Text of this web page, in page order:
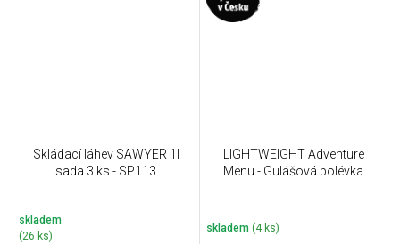
Skládací láhev SAWYER 1l
sada 3 ks - SP113
skladem
(26 ks)
LIGHTWEIGHT Adventure
Menu - Gulášová polévka
skladem (4 ks)